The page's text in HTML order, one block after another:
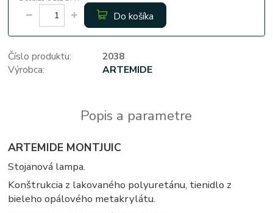
Do košíka
Číslo produktu:
2038
Výrobca:
ARTEMIDE
Popis a parametre
ARTEMIDE MONTJUIC
Stojanová lampa.
Konštrukcia z lakovaného polyuretánu, tienidlo z
bieleho opálového metakrylátu.